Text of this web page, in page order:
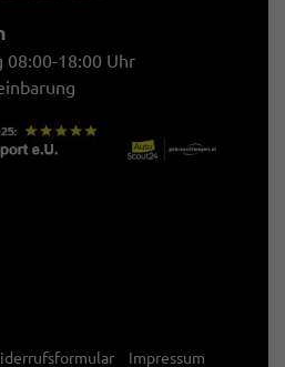
08:00-18:00 Uhr
Impressum